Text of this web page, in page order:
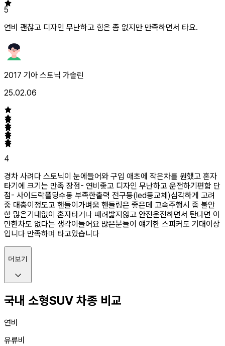
5
연비 괜찮고 디자인 무난하고 힘은 좀 없지만 만족하면서 타요.
2017 기아 스토닉 가솔린
25.02.06
4
경차 사려다 스토닉이 눈에들어와 구입 애초에 작은차를 원했고 혼자
타기에 크기는 만족 장점- 연비좋고 디자인 무난하고 운전하기편함 단
점- 사이드락폴딩수동 부족한출력 전구등(led등교체)심각하게 고려
중 대충이정도고 핸들이가벼움 핸들링은 좋은데 고속주행시 좀 불안
함 많은기대없이 혼자타거나 때려밟지않고 안전운전하면서 탄다면 이
만한차도 없다는 생각이들어요 많은분들이 얘기한 스피커도 기대이상
입니다 만족하며 타고있습니다
더보기
국내 소형SUV 차종 비교
연비
유류비